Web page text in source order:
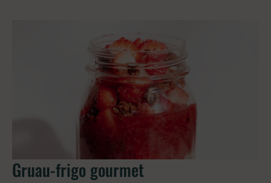
Gruau-frigo gourmet